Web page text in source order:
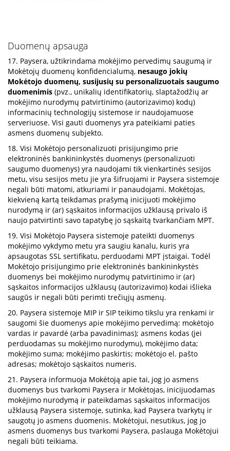
Duomenų apsauga
17. Paysera, užtikrindama mokėjimo pervedimų saugumą ir
Mokėtojų duomenų konfidencialumą, nesaugo jokių
Mokėtojo duomenų, susijusių su personalizuotais saugumo
duomenimis (pvz., unikalių identifikatorių, slaptažodžių ar
mokėjimo nurodymų patvirtinimo (autorizavimo) kodų)
informacinių technologijų sistemose ir naudojamuose
serveriuose. Visi gauti duomenys yra pateikiami paties
asmens duomenų subjekto.
18. Visi Mokėtojo personalizuoti prisijungimo prie
elektroninės bankininkystės duomenys (personalizuoti
saugumo duomenys) yra naudojami tik vienkartinės sesijos
metu, visu sesijos metu jie yra šifruojami ir Paysera sistemoje
negali būti matomi, atkuriami ir panaudojami. Mokėtojas,
kiekvieną kartą teikdamas prašymą inicijuoti mokėjimo
nurodymą ir (ar) sąskaitos informacijos užklausą privalo iš
naujo patvirtinti savo tapatybę jo sąskaitą tvarkančiam MPT.
19. Visi Mokėtojo Paysera sistemoje pateikti duomenys
mokėjimo vykdymo metu yra saugiu kanalu, kuris yra
apsaugotas SSL sertifikatu, perduodami MPT įstaigai. Todėl
Mokėtojo prisijungimo prie elektroninės bankininkystės
duomenys bei mokėjimo nurodymų patvirtinimo ir (ar)
sąskaitos informacijos užklausų (autorizavimo) kodai išlieka
saugūs ir negali būti perimti trečiųjų asmenų.
20. Paysera sistemoje MIP ir SIP teikimo tikslu yra renkami ir
saugomi šie duomenys apie mokėjimo pervedimą: mokėtojo
vardas ir pavardė (arba pavadinimas); asmens kodas (jei
perduodamas su mokėjimo nurodymu), mokėjimo data;
mokėjimo suma; mokėjimo paskirtis; mokėtojo el. pašto
adresas; mokėtojo sąskaitos numeris.
21. Paysera informuoja Mokėtoją apie tai, jog jo asmens
duomenys bus tvarkomi Paysera ir Mokėtojas, inicijuodamas
mokėjimo nurodymą ir pateikdamas sąskaitos informacijos
užklausą Paysera sistemoje, sutinka, kad Paysera tvarkytų ir
saugotų jo asmens duomenis. Mokėtojui, nesutikus, jog jo
asmens duomenys bus tvarkomi Paysera, paslauga Mokėtojui
negali būti teikiama.